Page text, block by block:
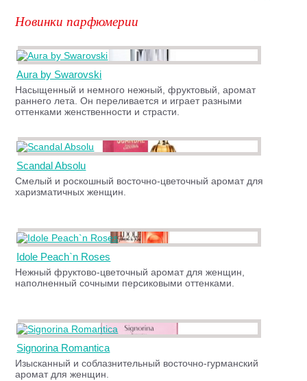
Новинки парфюмерии
Aura by Swarovski
Насыщенный и немного нежный, фруктовый, аромат
раннего лета. Он переливается и играет разными
оттенками женственности и страсти.
Scandal Absolu
Смелый и роскошный восточно-цветочный аромат для
харизматичных женщин.
Idole Peach`n Roses
Нежный фруктово-цветочный аромат для женщин,
наполненный сочными персиковыми оттенками.
Signorina Romantica
Изысканный и соблазнительный восточно-гурманский
аромат для женщин.